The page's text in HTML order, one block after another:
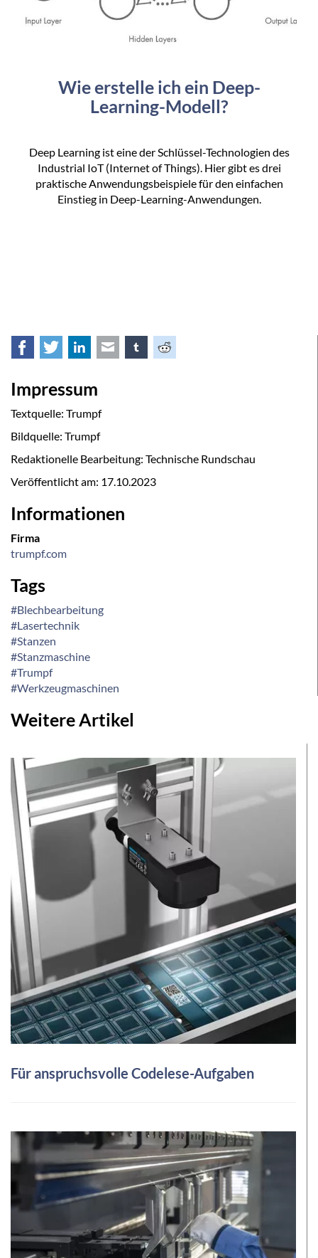
Wie erstelle ich ein Deep-
Learning-Modell?
Deep Learning ist eine der Schlüssel-Technologien des
Industrial IoT (Internet of Things). Hier gibt es drei
praktische Anwendungsbeispiele für den einfachen
Einstieg in Deep-Learning-Anwendungen.
Facebook
TwitterLinkedInE-mail tumblrReddit
Impressum
Textquelle: Trumpf
Bildquelle: Trumpf
Redaktionelle Bearbeitung: Technische Rundschau
Veröffentlicht am: 17.10.2023
Informationen
Firma
trumpf.com
Tags
#Blechbearbeitung
#Lasertechnik
#Stanzen
#Stanzmaschine
#Trumpf
#Werkzeugmaschinen
Weitere Artikel
Für anspruchsvolle Codelese-Aufgaben